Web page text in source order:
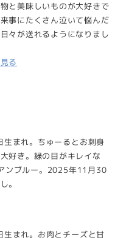
と美味しいものが大好きで
事にたくさん泣いて悩んだ
々が送れるようになりまし
る
まれ。ちゅーるとお刺身
好き。緑の目がキレイな
ンブルー。2025年11月30
。
まれ。お肉とチーズと甘